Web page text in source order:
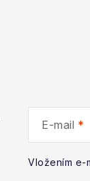
E-mail
Vložením e-